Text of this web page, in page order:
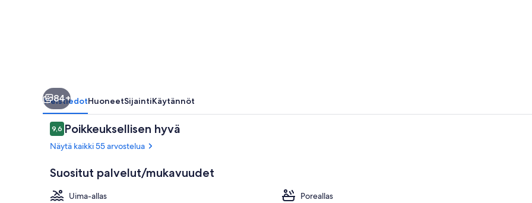
84+
YleistiedotHuoneetSijaintiKäytännöt
Arvostelut
9,69,6 kautta 10.
Poikkeuksellisen hyvä
Näytä kaikki 55 arvostelua
Suositut palvelut/mukavuudet
Uima-allas
Poreallas